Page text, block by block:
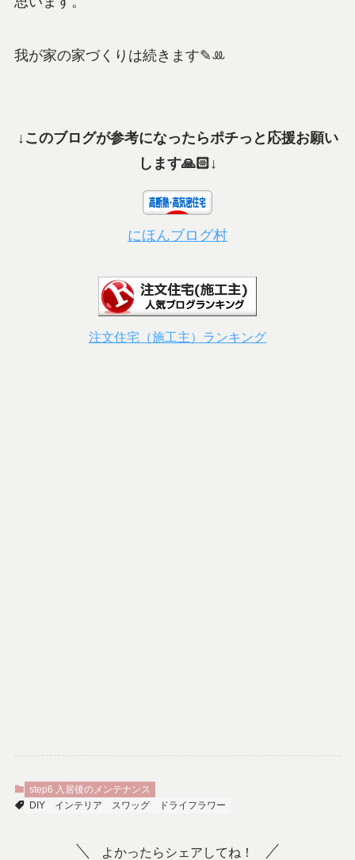
我が家の家づくりは続きます✎‪ꔛ
↓このブログが参考になったらポチっと応援お願い
します🙏🏻↓
にほんブログ村
注文住宅（施工主）ランキング
step6 入居後のメンテナンス
DIY
インテリア スワッグ ドライフラワー
よかったらシェアしてね！